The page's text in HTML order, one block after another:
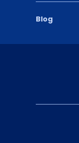
Blog